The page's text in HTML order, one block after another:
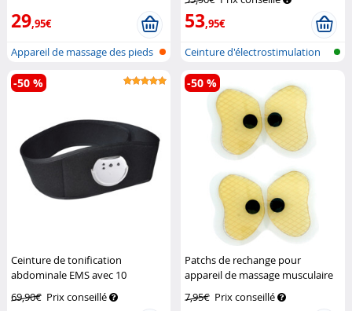
29,95€
Appareil de massage des pieds
EMS à...
53,95€
Ceinture d'électrostimulation
muscu...
Ceinture de tonification
abdominale EMS avec 10
programmes d'entraînement
Newgen Medicals
69,90€ Prix conseillé
-50 %
Patchs de rechange pour
appareil de massage musculaire
Newgen Medicals
7,95€ Prix conseillé
-50 %